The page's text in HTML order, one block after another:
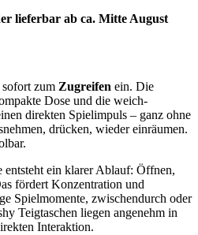
lieferbar ab ca. Mitte August
sofort zum Zugreifen ein. Die
Dose und die weich-
direkten Spielimpuls – ganz ohne
drücken, wieder einräumen.
ein klarer Ablauf: Öffnen,
fördert Konzentration und
Spielmomente, zwischendurch oder
Teigtaschen liegen angenehm in
Interaktion.